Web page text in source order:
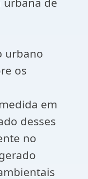
urbano
os
em
desses
no